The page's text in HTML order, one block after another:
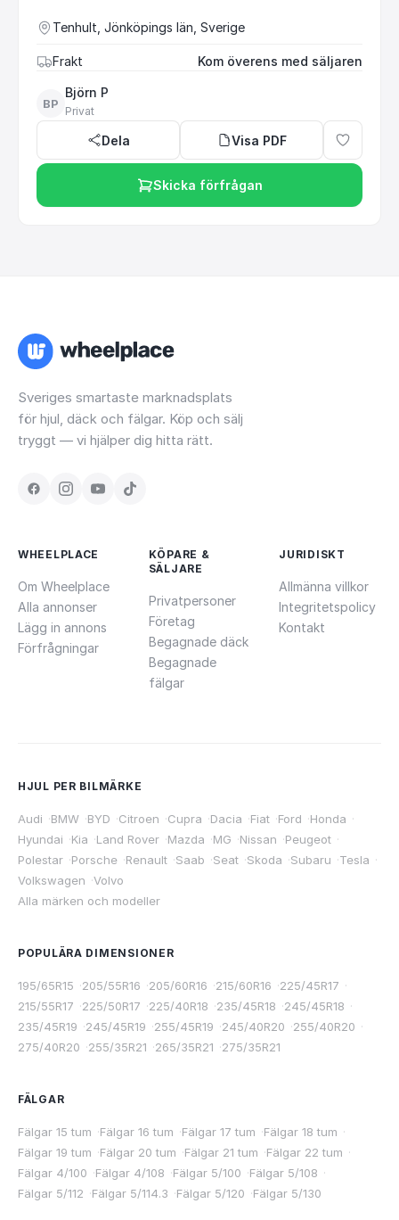
Tenhult, Jönköpings län, Sverige
Frakt Kom överens med säljaren
BP
Björn P
Privat
Dela Visa PDF
Skicka förfrågan
Sveriges smartaste marknadsplats
för hjul, däck och fälgar. Köp och sälj
tryggt — vi hjälper dig hitta rätt.
WHEELPLACE
Om Wheelplace
Alla annonser
Lägg in annons
Förfrågningar
KÖPARE &
SÄLJARE
Privatpersoner
Företag
Begagnade däck
Begagnade
fälgar
JURIDISKT
Allmänna villkor
Integritetspolicy
Kontakt
HJUL PER BILMÄRKE
Audi ·BMW ·BYD ·Citroen ·Cupra ·Dacia ·Fiat ·Ford ·Honda ·
Hyundai ·Kia ·Land Rover ·Mazda ·MG ·Nissan ·Peugeot ·
Polestar ·Porsche ·Renault ·Saab ·Seat ·Skoda ·Subaru ·Tesla ·
Volkswagen ·Volvo
Alla märken och modeller
POPULÄRA DIMENSIONER
195/65R15 ·205/55R16 ·205/60R16 ·215/60R16 ·225/45R17 ·
215/55R17 ·225/50R17 ·225/40R18 ·235/45R18 ·245/45R18 ·
235/45R19 ·245/45R19 ·255/45R19 ·245/40R20 ·255/40R20 ·
275/40R20 ·255/35R21 ·265/35R21 ·275/35R21
FÄLGAR
Fälgar 15 tum ·Fälgar 16 tum ·Fälgar 17 tum ·Fälgar 18 tum ·
Fälgar 19 tum ·Fälgar 20 tum ·Fälgar 21 tum ·Fälgar 22 tum ·
Fälgar 4/100 ·Fälgar 4/108 ·Fälgar 5/100 ·Fälgar 5/108 ·
Fälgar 5/112 ·Fälgar 5/114.3 ·Fälgar 5/120 ·Fälgar 5/130